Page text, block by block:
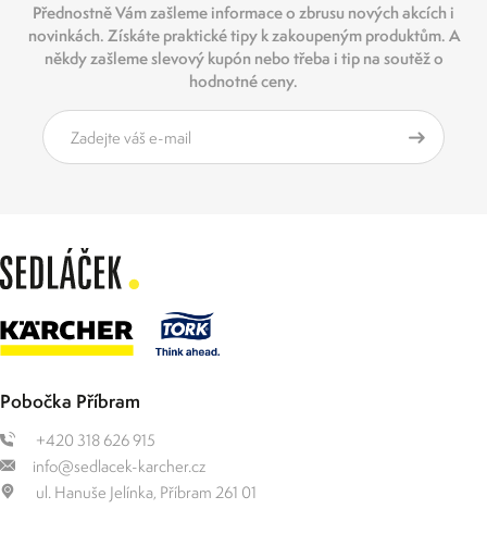
Přednostně Vám zašleme informace o zbrusu nových akcích i
novinkách. Získáte praktické tipy k zakoupeným produktům. A
někdy zašleme slevový kupón nebo třeba i tip na soutěž o
hodnotné ceny.
Pobočka Příbram
+420 318 626 915
info@sedlacek-karcher.cz
ul. Hanuše Jelínka, Příbram 261 01